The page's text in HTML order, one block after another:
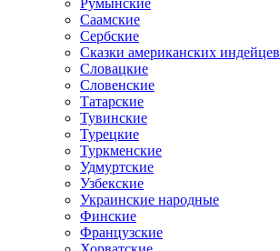
Румынские
Саамские
Сербские
Сказки американских индейцев
Словацкие
Словенские
Татарские
Тувинские
Турецкие
Туркменские
Удмуртские
Узбекские
Украинские народные
Финские
Французские